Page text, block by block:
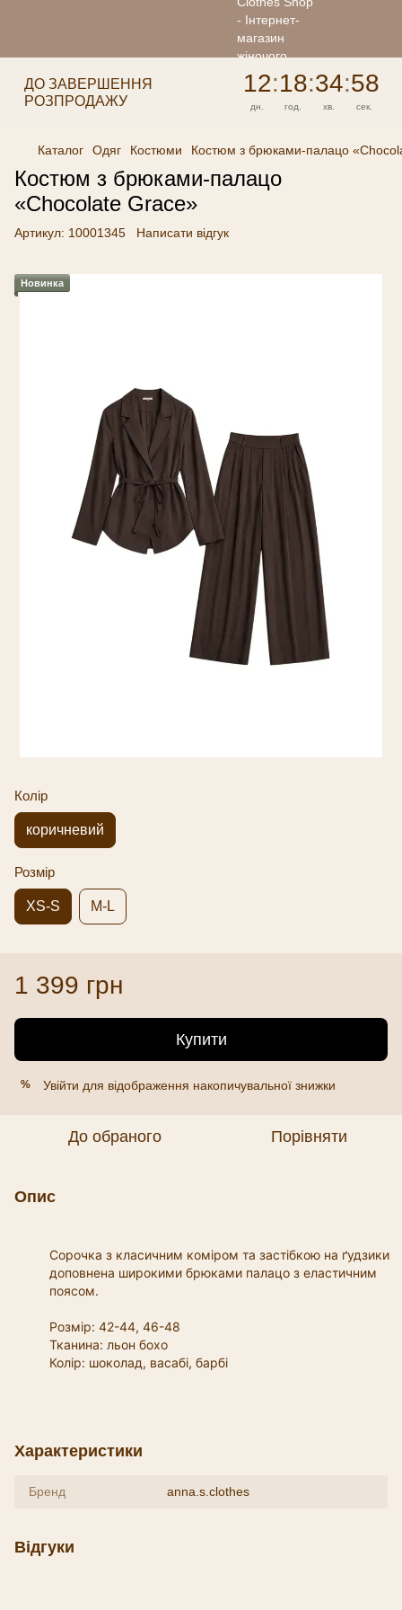
ДО ЗАВЕРШЕННЯ
РОЗПРОДАЖУ
12:18:34:58
дн. год. хв. сек.
Каталог Одяг Костюми Костюм з брюками-палацо
Костюм з брюками-палацо
«Chocolate Grace»
Артикул: 10001345 Написати відгук
Новинка
Колір
коричневий
Розмір
XS-S M-L
1 399 грн
Купити
% Увійти для відображення накопичувальної знижки
До обраного Порівняти
Опис
Сорочка з класичним коміром та застібкою на ґудзики
доповнена широкими брюками палацо з еластичним
поясом.
Розмір: 42-44, 46-48
Тканина: льон бохо
Колір: шоколад, васабі, барбі
Характеристики
Бренд anna.s.clothes
Відгуки